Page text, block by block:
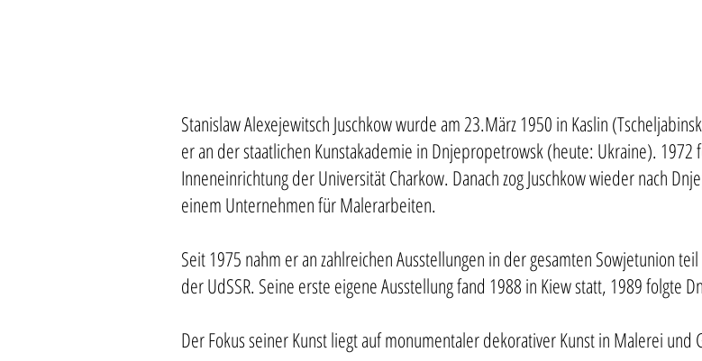
Stanislaw Alexejewitsch Juschkow wurde am 23.März 1950 in Kaslin
er an der staatlichen Kunstakademie in Dnjepropetrowsk (heute: Ukraine). 1972
Inneneinrichtung der Universität Charkow. Danach zog Juschkow wieder nach
einem Unternehmen für Malerarbeiten.
Seit 1975 nahm er an zahlreichen Ausstellungen in der gesamten Sowjetunion
der UdSSR. Seine erste eigene Ausstellung fand 1988 in Kiew statt, 1989 folgte
Der Fokus seiner Kunst liegt auf monumentaler dekorativer Kunst in Malerei und